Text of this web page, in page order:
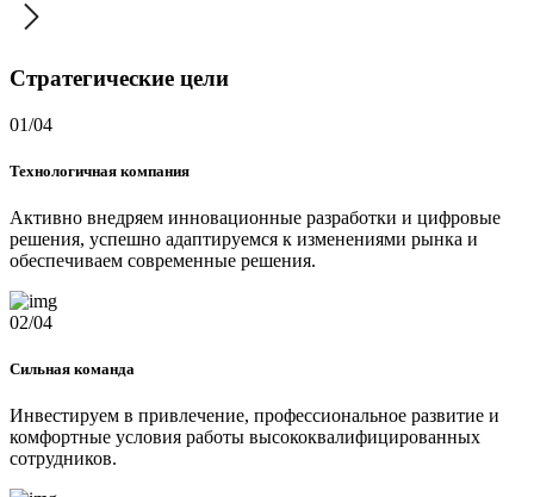
Стратегические цели
01/04
Технологичная компания
Активно внедряем инновационные разработки и цифровые
решения, успешно адаптируемся к изменениями рынка и
обеспечиваем современные решения.
02/04
Сильная команда
Инвестируем в привлечение, профессиональное развитие и
комфортные условия работы высококвалифицированных
сотрудников.